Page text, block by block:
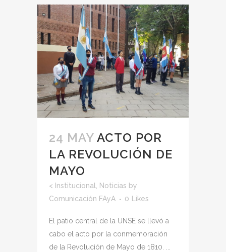
24 MAY ACTO POR
LA REVOLUCIÓN DE
MAYO
< Institucional, Noticias by
Comunicación FAyA
0 Likes
El patio central de la UNSE se llevó a
cabo el acto por la conmemoración
de la Revolución de Mayo de 1810. ...